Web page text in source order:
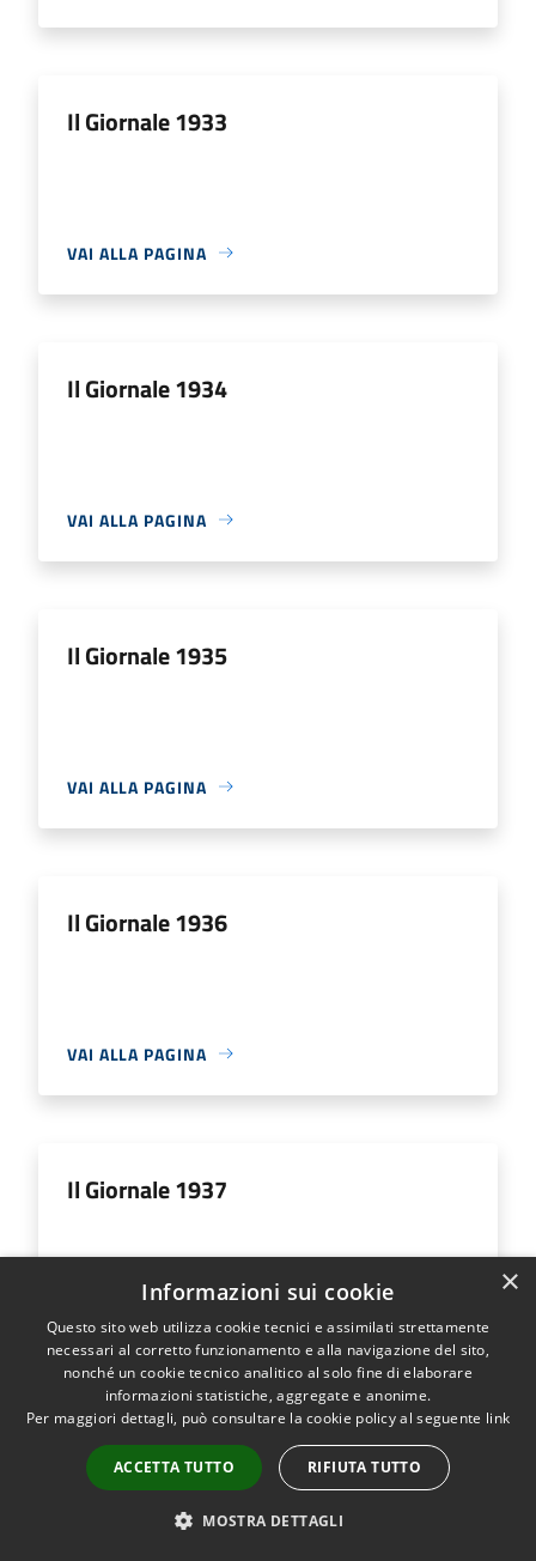
Il Giornale 1933
VAI ALLA PAGINA
Il Giornale 1934
VAI ALLA PAGINA
Il Giornale 1935
VAI ALLA PAGINA
Il Giornale 1936
VAI ALLA PAGINA
Il Giornale 1937
VAI ALLA PAGINA
Il Giornale 1938
×
Informazioni sui cookie
Questo sito web utilizza cookie tecnici e assimilati strettamente
necessari al corretto funzionamento e alla navigazione del sito,
nonché un cookie tecnico analitico al solo fine di elaborare
informazioni statistiche, aggregate e anonime.
Per maggiori dettagli, può consultare la cookie policy al seguente link
ACCETTA TUTTO RIFIUTA TUTTO
MOSTRA DETTAGLI